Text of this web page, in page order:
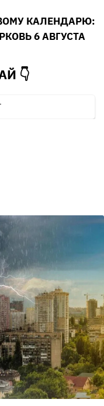
КАЛЕНДАРЮ:
6 АВГУСТА
👇